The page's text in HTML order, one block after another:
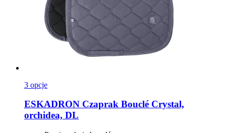
3 opcje
ESKADRON Czaprak Bouclé Crystal,
orchidea, DL